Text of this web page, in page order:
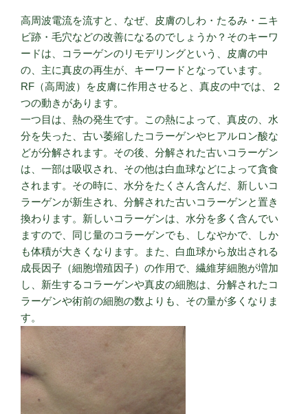
高周波電流を流すと、なぜ、皮膚のしわ・たるみ・ニキ
ビ跡・毛穴などの改善になるのでしょうか？そのキーワ
ードは、コラーゲンのリモデリングという、皮膚の中
の、主に真皮の再生が、キーワードとなっています。
RF（高周波）を皮膚に作用させると、真皮の中では、２
つの動きがあります。
一つ目は、熱の発生です。この熱によって、真皮の、水
分を失った、古い萎縮したコラーゲンやヒアルロン酸な
どが分解されます。その後、分解された古いコラーゲン
は、一部は吸収され、その他は白血球などによって貪食
されます。その時に、水分をたくさん含んだ、新しいコ
ラーゲンが新生され、分解された古いコラーゲンと置き
換わります。新しいコラーゲンは、水分を多く含んでい
ますので、同じ量のコラーゲンでも、しなやかで、しか
も体積が大きくなります。また、白血球から放出される
成長因子（細胞増殖因子）の作用で、繊維芽細胞が増加
し、新生するコラーゲンや真皮の細胞は、分解されたコ
ラーゲンや術前の細胞の数よりも、その量が多くなりま
す。